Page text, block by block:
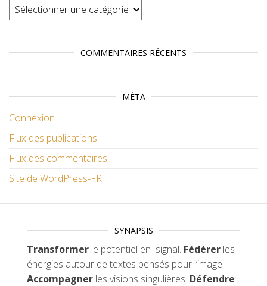
Catégories
COMMENTAIRES RÉCENTS
MÉTA
Connexion
Flux des publications
Flux des commentaires
Site de WordPress-FR
SYNAPSIS
Transformer le potentiel en signal. Fédérer les
énergies autour de textes pensés pour l’image.
Accompagner les visions singulières. Défendre